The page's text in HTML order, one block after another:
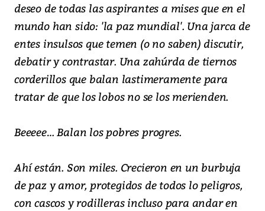
deseo de todas las aspirantes a mises que en el
mundo han sido: 'la paz mundial'. Una jarca de
entes insulsos que temen (o no saben) discutir,
debatir y contrastar. Una zahúrda de tiernos
corderillos que balan lastimeramente para
tratar de que los lobos no se los merienden.
Beeeee… Balan los pobres progres.
Ahí están. Son miles. Crecieron en un burbuja
de paz y amor, protegidos de todos lo peligros,
con cascos y rodilleras incluso para andar en